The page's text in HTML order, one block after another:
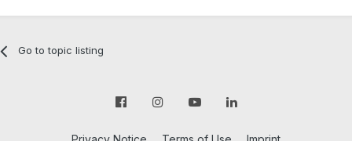
Go to topic listing